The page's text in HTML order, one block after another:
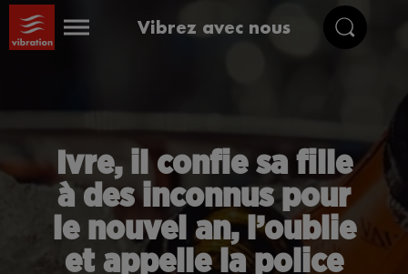
Vibrez avec nous
Ivre, il confie sa fille
à des inconnus pour
le nouvel an, l’oublie
et appelle la police